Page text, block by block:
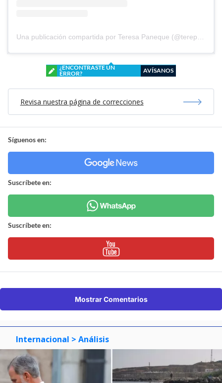
Una publicación compartida por Teresa Paneque (@terepaneque)
¿ENCONTRASTE UN
ERROR?
AVÍSANOS
Revisa nuestra página de correcciones
Síguenos en:
Suscríbete en:
Suscríbete en:
Mostrar Comentarios
Internacional > Análisis